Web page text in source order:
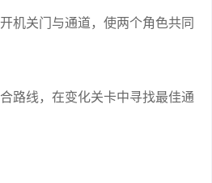
机关门与通道，使两个角色共同
路线，在变化关卡中寻找最佳通